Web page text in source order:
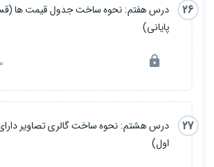
26
درس هفتم: نحوه ساخت جدول قیمت ها
پایانی)
27
درس هشتم: نحوه ساخت گالری تصاویر
اول)